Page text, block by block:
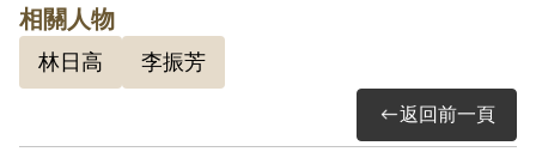
通過予以補償。補償理由為原判決認定其
參加叛亂之集會，僅以其與同案被告在警
局暨保安處供認不諱，據以論科。惟其於
偵審中，始終否認有參加叛亂集會情事，
相關人物
林日高 李振芳
返回前一頁